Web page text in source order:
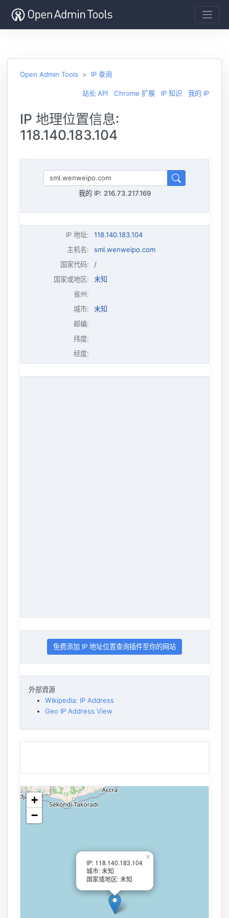
Open Admin Tools IP 查询
站长 API Chrome 扩展 IP 知识 我的 IP
IP 地理位置信息:
118.140.183.104
我的 IP: 216.73.217.169
IP 地址:
118.140.183.104
主机名:
sml.wenweipo.com
国家代码:
/
国家或地区:
未知
省州:
城市:
未知
邮编:
纬度:
经度:
免费添加 IP 地址位置查询插件至你的网站
外部資源
Wikipedia: IP Address
Geo IP Address View
IP: 118.140.183.104
城市: 未知
国家或地区: 未知
×
+
−